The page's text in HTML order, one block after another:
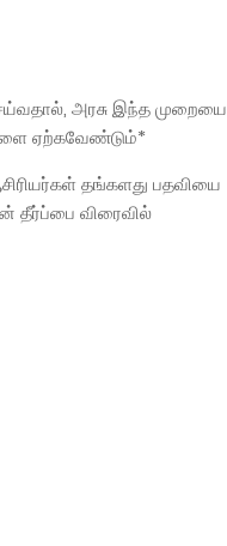
அரசு இந்த முறையை
ஏற்கவேண்டும்*
தங்களது பதவியை
தீர்ப்பை விரைவில்